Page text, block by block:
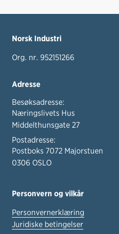
Norsk Industri
Org. nr. 952151266
Adresse
Besøksadresse:
Næringslivets Hus
Middelthunsgate 27
Postadresse:
Postboks 7072 Majorstuen
0306 OSLO
Personvern og vilkår
Personvernerklæring
Juridiske betingelser